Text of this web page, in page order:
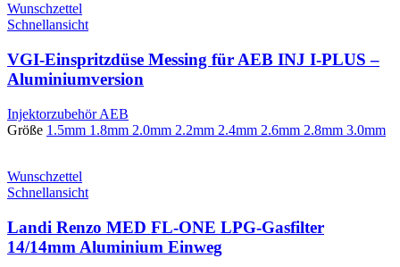
Wunschzettel
Schnellansicht
VGI-Einspritzdüse Messing für AEB INJ I-PLUS –
Aluminiumversion
Injektorzubehör AEB
Größe 1.5mm 1.8mm 2.0mm 2.2mm 2.4mm 2.6mm 2.8mm 3.0mm
Wunschzettel
Schnellansicht
Landi Renzo MED FL-ONE LPG-Gasfilter
14/14mm Aluminium Einweg